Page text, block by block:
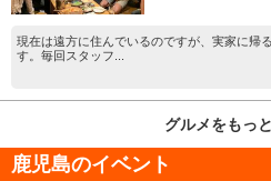
現在は遠方に住んでいるのですが、実家に帰
す。毎回スタッフ...
グルメをもっ
鹿児島のイベント